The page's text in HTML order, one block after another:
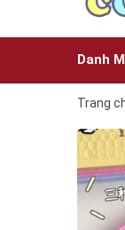
Danh
Trang